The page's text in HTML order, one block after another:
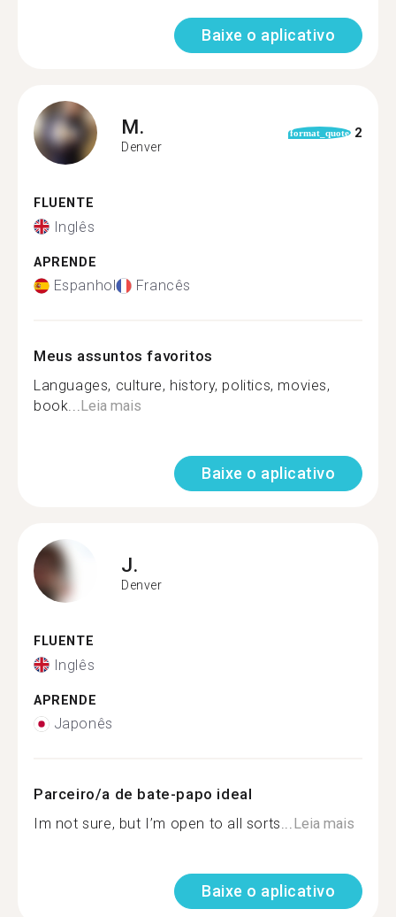
Baixe o aplicativo
M.
Denver
format_quote 2
FLUENTE
Inglês
APRENDE
Espanhol Francês
Meus assuntos favoritos
Languages, culture, history, politics, movies,
book...Leia mais
Baixe o aplicativo
J.
Denver
FLUENTE
Inglês
APRENDE
Japonês
Parceiro/a de bate-papo ideal
Im not sure, but I’m open to all sorts...Leia mais
Baixe o aplicativo